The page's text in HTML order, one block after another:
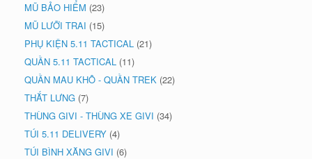
MŨ BẢO HIỂM (23)
MŨ LƯỠI TRAI (15)
PHỤ KIỆN 5.11 TACTICAL (21)
QUẦN 5.11 TACTICAL (11)
QUẦN MAU KHÔ - QUẦN TREK (22)
THẮT LƯNG (7)
THÙNG GIVI - THÙNG XE GIVI (34)
TÚI 5.11 DELIVERY (4)
TÚI BÌNH XĂNG GIVI (6)